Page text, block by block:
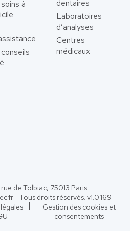
à
dentaires
Laboratoires
d’analyses
Centres
médicaux
de Tolbiac, 75013 Paris
- Tous droits réservés. v1.0.169
Gestion des cookies et
consentements